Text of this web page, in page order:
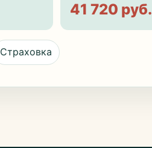
41 720 руб.
Страховка